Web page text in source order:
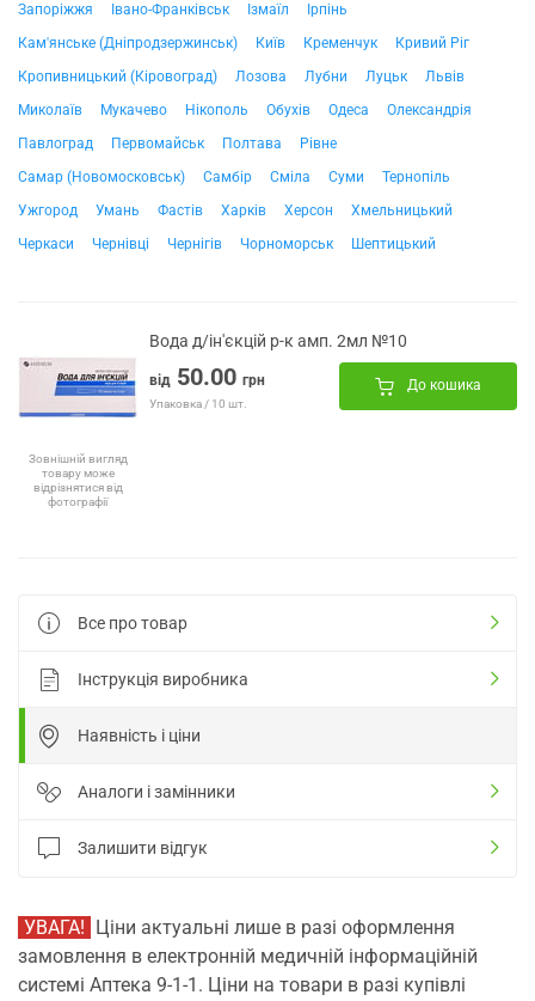
Запоріжжя
Івано-Франківськ Ізмаїл
Ірпінь
Кам'янське (Дніпродзержинськ)
Київ Кременчук
Кривий Ріг
Кропивницький (Кіровоград)
Лозова Лубни Луцьк
Львів
Миколаїв
Мукачево Нікополь Обухів Одеса
Олександрія
Павлоград
Первомайськ Полтава
Рівне
Самар (Новомосковськ)
Самбір Сміла Суми
Тернопіль
Ужгород
Умань Фастів Харків Херсон
Хмельницький
Черкаси
Чернівці Чернігів Чорноморськ Шептицький
Зовнішній вигляд
товару може
відрізнятися від
фотографії
Вода д/ін'єкцій р-к амп. 2мл №10
від 50.00 грн
Упаковка / 10 шт.
До кошика
Все про товар
Інструкція виробника
Наявність і ціни
Аналоги і замінники
Залишити відгук
УВАГА! Ціни актуальні лише в разі оформлення
замовлення в електронній медичній інформаційній
системі Аптека 9-1-1. Ціни на товари в разі купівлі